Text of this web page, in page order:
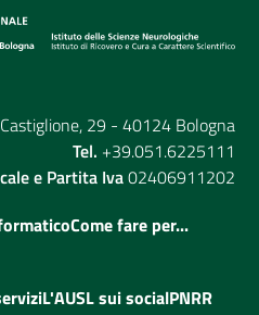
29 - 40124 Bologna
Tel. +39.051.6225111
e Partita Iva02406911202
Come fare per...
L'AUSL sui socialPNRR